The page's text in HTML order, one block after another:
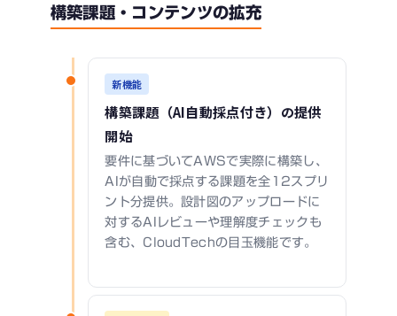
構築課題・コンテンツの拡充
新機能
構築課題（AI自動採点付き）の提供
開始
要件に基づいてAWSで実際に構築し、
AIが自動で採点する課題を全12スプリ
ント分提供。設計図のアップロードに
対するAIレビューや理解度チェックも
含む、CloudTechの目玉機能です。